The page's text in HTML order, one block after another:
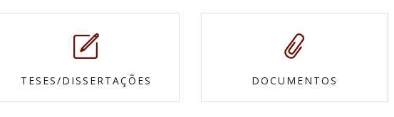
TESES/DISSERTAÇÕES DOCUMENTOS